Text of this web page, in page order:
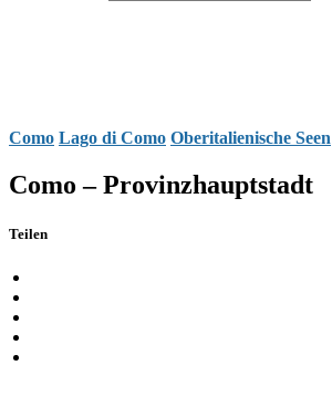
Como Lago di Como Oberitalienische Seen
Como – Provinzhauptstadt
Teilen